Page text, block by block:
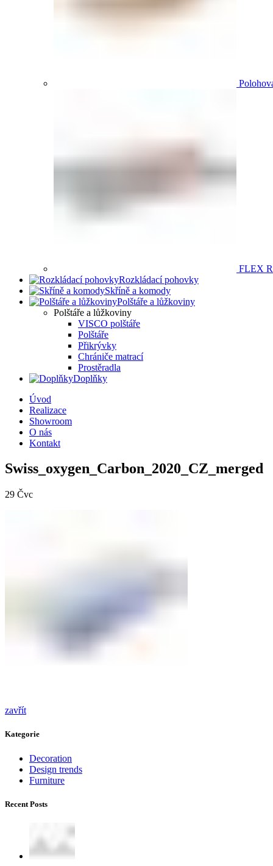
FLEX
Rozkládací pohovky
Skříně a komody
Polštáře a lůžkoviny
Polštáře a lůžkoviny
VISCO polštáře
Polštáře
Přikrývky
Chrániče matrací
Prostěradla
Doplňky
Úvod
Realizace
Showroom
O nás
Kontakt
Swiss_oxygen_Carbon_2020_CZ_merged
29 Čvc
zavřít
Kategorie
Decoration
Design trends
Furniture
Recent Posts